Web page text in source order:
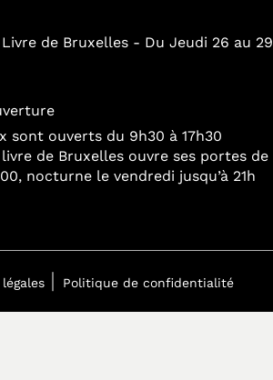
de Bruxelles - Du Jeudi 26 au 29
sont ouverts du 9h30 à 17h30
de Bruxelles ouvre ses portes de
nocturne le vendredi jusqu’à 21h
Politique de confidentialité